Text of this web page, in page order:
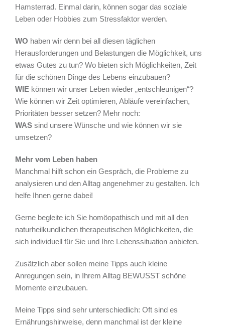
Hamsterrad. Einmal darin, können sogar das soziale
Leben oder Hobbies zum Stressfaktor werden.
WO haben wir denn bei all diesen täglichen
Herausforderungen und Belastungen die Möglichkeit, uns
etwas Gutes zu tun? Wo bieten sich Möglichkeiten, Zeit
für die schönen Dinge des Lebens einzubauen?
WIE können wir unser Leben wieder „entschleunigen“?
Wie können wir Zeit optimieren, Abläufe vereinfachen,
Prioritäten besser setzen? Mehr noch:
WAS sind unsere Wünsche und wie können wir sie
umsetzen?
Mehr vom Leben haben
Manchmal hilft schon ein Gespräch, die Probleme zu
analysieren und den Alltag angenehmer zu gestalten. Ich
helfe Ihnen gerne dabei!
Gerne begleite ich Sie homöopathisch und mit all den
naturheilkundlichen therapeutischen Möglichkeiten, die
sich individuell für Sie und Ihre Lebenssituation anbieten.
Zusätzlich aber sollen meine Tipps auch kleine
Anregungen sein, in Ihrem Alltag BEWUSST schöne
Momente einzubauen.
Meine Tipps sind sehr unterschiedlich: Oft sind es
Ernährungshinweise, denn manchmal ist der kleine